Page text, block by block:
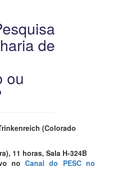
de
ou
(Colorado
11 horas, Sala H-324B
noCanal do PESC no